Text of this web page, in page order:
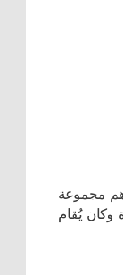
مجموعة
الصفاة وكان يُقام